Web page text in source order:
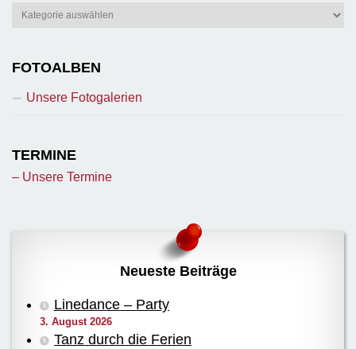
Berichte
FOTOALBEN
Unsere Fotogalerien
TERMINE
– Unsere Termine
Neueste Beiträge
Linedance – Party
3. August 2026
Tanz durch die Ferien